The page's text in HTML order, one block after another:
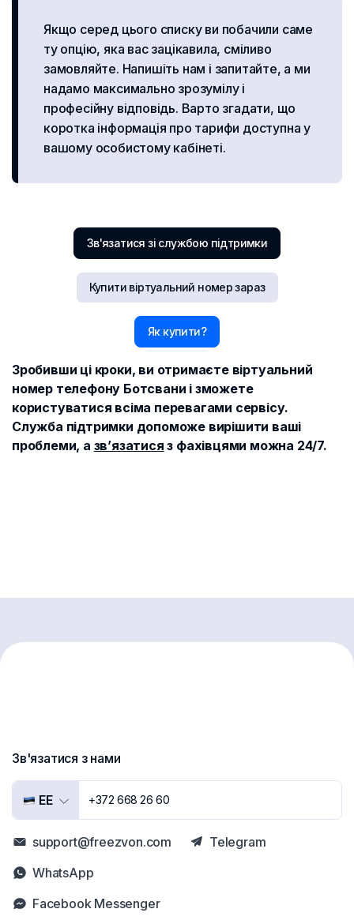
Якщо серед цього списку ви побачили саме
ту опцію, яка вас зацікавила, сміливо
замовляйте. Напишіть нам і запитайте, а ми
надамо максимально зрозумілу і
професійну відповідь. Варто згадати, що
коротка інформація про тарифи доступна у
вашому особистому кабінеті.
Зв'язатися зі службою підтримки
Купити віртуальний номер зараз
Як купити?
Зробивши ці кроки, ви отримаєте віртуальний
номер телефону Ботсвани і зможете
користуватися всіма перевагами сервісу.
Служба підтримки допоможе вирішити ваші
проблеми, а зв’язатися з фахівцями можна 24/7.
Зв'язатися з нами
EE +372 668 26 60
support@freezvon.com
Facebook Messenger
Telegram
WhatsApp